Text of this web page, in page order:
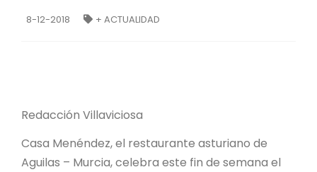
8-12-2018 + ACTUALIDAD
Redacción Villaviciosa
Casa Menéndez, el restaurante asturiano de
Aguilas – Murcia, celebra este fin de semana el